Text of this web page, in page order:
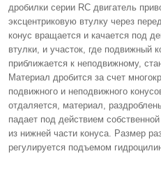
дробилки серии RC двигатель
эксцентриковую втулку через
конус вращается и качается под
втулки, и участок, где подвижный
приближается к неподвижному,
Материал дробится за счет
подвижного и неподвижного
отдаляется, материал,
падает под действием
из нижней части конуса. Размер
регулируется подъемом